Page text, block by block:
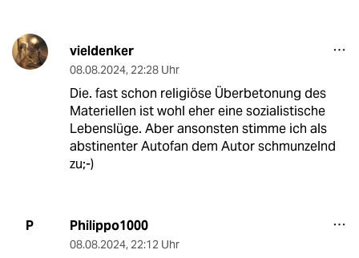
vieldenker
08.08.2024, 22:28 Uhr
Die. fast schon religiöse Überbetonung des
Materiellen ist wohl eher eine sozialistische
Lebenslüge. Aber ansonsten stimme ich als
abstinenter Autofan dem Autor schmunzelnd
zu;-)
P Philippo1000
08.08.2024, 22:12 Uhr